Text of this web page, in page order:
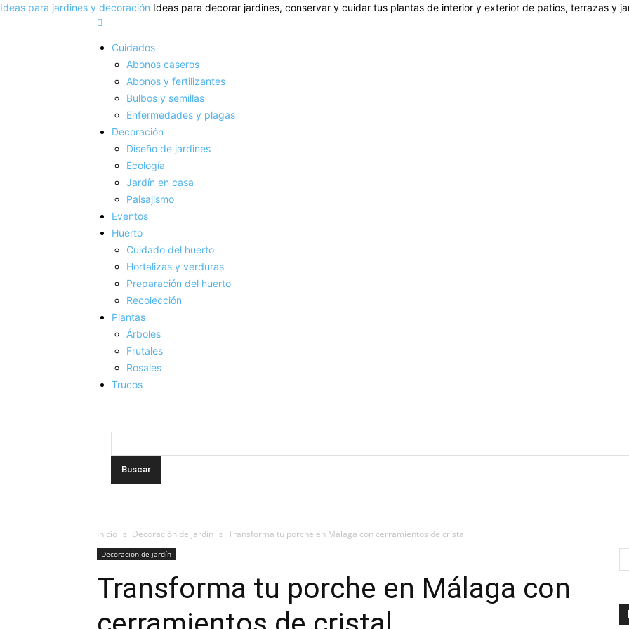
Ideas para jardines y decoración Ideas para decorar jardines, conservar y cuidar tus plantas de interior y exterior de patios, terrazas y
Cuidados
Abonos caseros
Abonos y fertilizantes
Bulbos y semillas
Enfermedades y plagas
Decoración
Diseño de jardines
Ecología
Jardín en casa
Paisajismo
Eventos
Huerto
Cuidado del huerto
Hortalizas y verduras
Preparación del huerto
Recolección
Plantas
Árboles
Frutales
Rosales
Trucos
Inicio Decoración de jardín Transforma tu porche en Málaga con cerramientos de cristal
Decoración de jardín
Transforma tu porche en Málaga con